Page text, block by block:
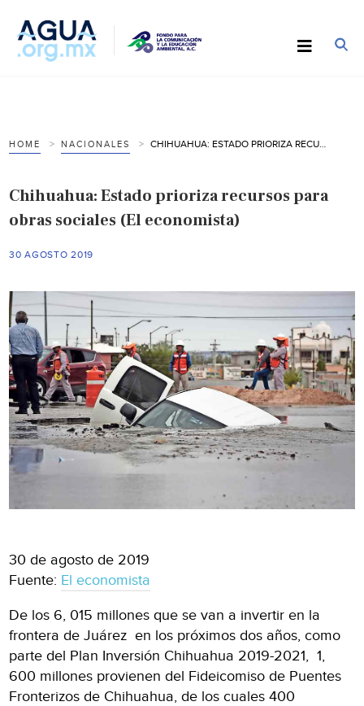
HOME NACIONALES
Chihuahua: Estado prioriza recursos para
obras sociales (El economista)
30 AGOSTO 2019
30 de agosto de 2019
Fuente: El economista
De los 6, 015 millones que se van a invertir en la
frontera de Juárez en los próximos dos años, como
parte del Plan Inversión Chihuahua 2019-2021, 1,
600 millones provienen del Fideicomiso de Puentes
Fronterizos de Chihuahua, de los cuales 400